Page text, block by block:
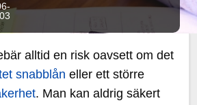
03
alltid en risk oavsett om det
snabblån eller ett större
. Man kan aldrig säkert